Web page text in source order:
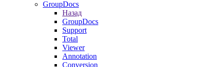
GroupDocs
Назад
GroupDocs
Support
Total
Viewer
Annotation
Conversion